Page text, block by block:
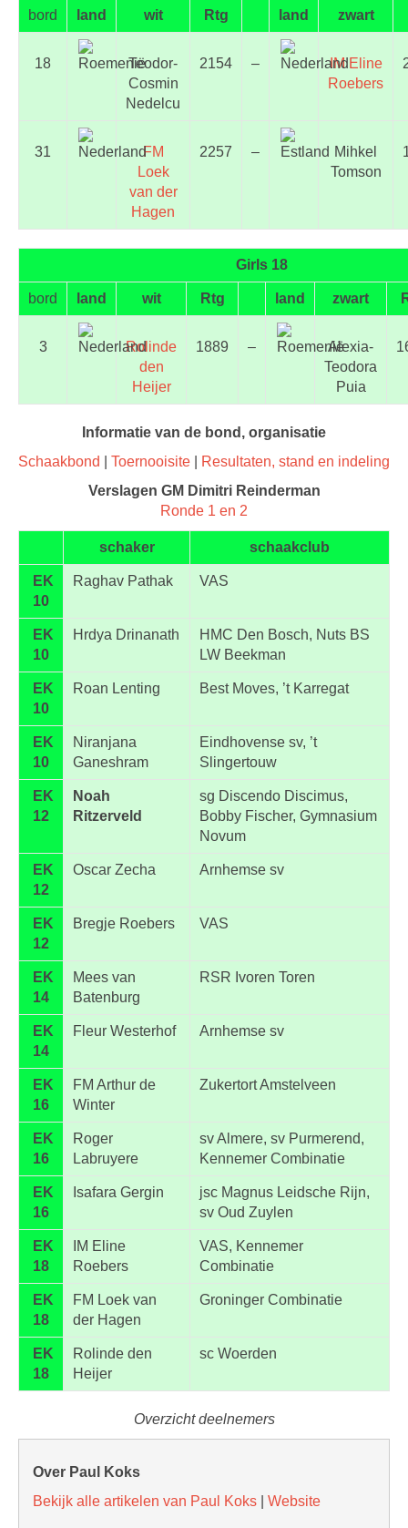
bord land wit Rtg land zwart
18
Teodor-
Cosmin
Nedelcu
2154 –
IM Eline
Roebers
31
FM
Loek
van der
Hagen
2257 –
Mihkel
Tomson
Girls 18
bord land wit Rtg land zwart
3
Rolinde
den
Heijer
1889 –
Alexia-
Teodora
Puia
Informatie van de bond, organisatie
Schaakbond
Toernooisite
Resultaten, stand en indeling
Verslagen GM Dimitri Reinderman
Ronde 1 en 2
schaker schaakclub
EK
10
Raghav Pathak VAS
EK
10
Hrdya Drinanath
HMC Den Bosch, Nuts BS
LW Beekman
EK
10
Roan Lenting Best Moves, ’t Karregat
EK
10
Niranjana
Ganeshram
Eindhovense sv, ’t
Slingertouw
EK
12
Noah
Ritzerveld
sg Discendo Discimus,
Bobby Fischer, Gymnasium
Novum
EK
12
Oscar Zecha Arnhemse sv
EK
12
Bregje Roebers VAS
EK
14
Mees van
Batenburg
RSR Ivoren Toren
EK
14
Fleur Westerhof Arnhemse sv
EK
16
FM Arthur de
Winter
Zukertort Amstelveen
EK
16
Roger
Labruyere
sv Almere, sv Purmerend,
Kennemer Combinatie
EK
16
Isafara Gergin
jsc Magnus Leidsche Rijn,
sv Oud Zuylen
EK
18
IM Eline
Roebers
VAS, Kennemer
Combinatie
EK
18
FM Loek van
der Hagen
Groninger Combinatie
EK
18
Rolinde den
Heijer
sc Woerden
Overzicht deelnemers
Over Paul Koks
Bekijk alle artikelen van Paul Koks
Website